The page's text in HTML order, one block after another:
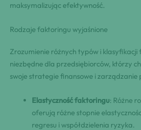
maksymalizując efektywność.
Rodzaje faktoringu wyjaśnione
Zrozumienie różnych typów i klasyfikacji
niezbędne dla przedsiębiorców, którzy
swoje strategie finansowe i zarządzanie
Elastyczność faktoringu: Różne
oferują różne stopnie
regresu i współdzielenia ryzyka.